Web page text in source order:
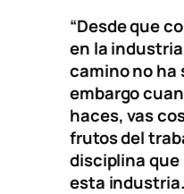
“Desde que
en la
camino no ha
embargo
haces, vas
frutos del
disciplina
esta